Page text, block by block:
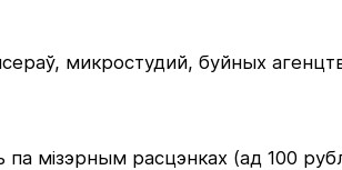
микростудий, буйных
мізэрным расцэнках (ад 100